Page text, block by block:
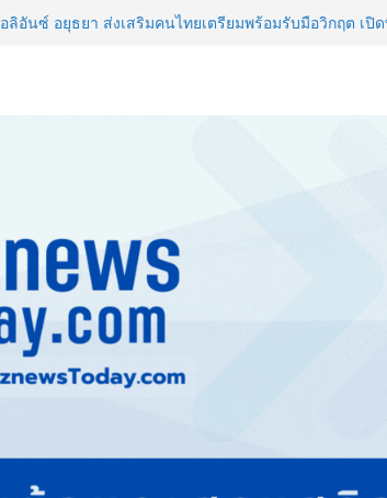
อลิอันซ์ อยุธยา ส่งเสริมคนไทยเตรียมพร้อมรับมือวิกฤต เปิ
ภาครัฐ-เอกชนจับมือสัมมนาใหญ่ ยกระดับอุตสาหกรรมเซรา
สู่สากล พร้อมชวนผู้ประกอบไทยร่วมงาน “Ceramics
Stone Vietnam 2026”